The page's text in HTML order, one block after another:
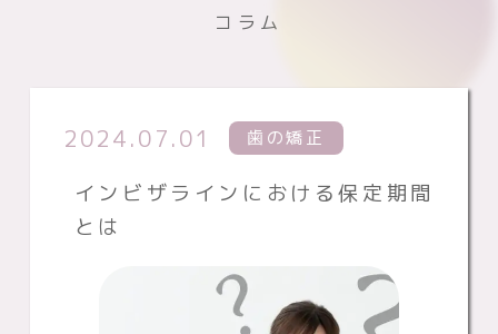
コラム
インビザラインにおける保定期間
とは
2024.07.01 歯の矯正